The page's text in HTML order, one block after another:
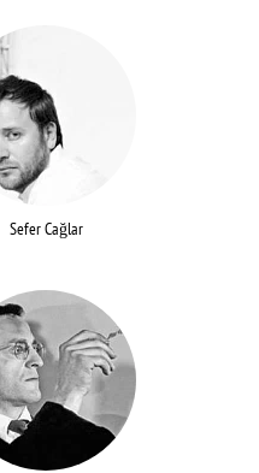
Sefer Cağlar